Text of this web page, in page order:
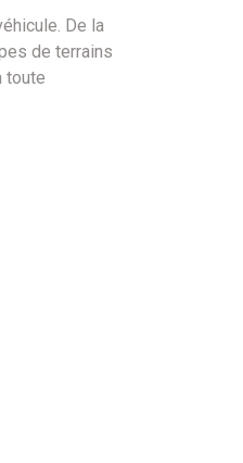
De la
de terrains
toute